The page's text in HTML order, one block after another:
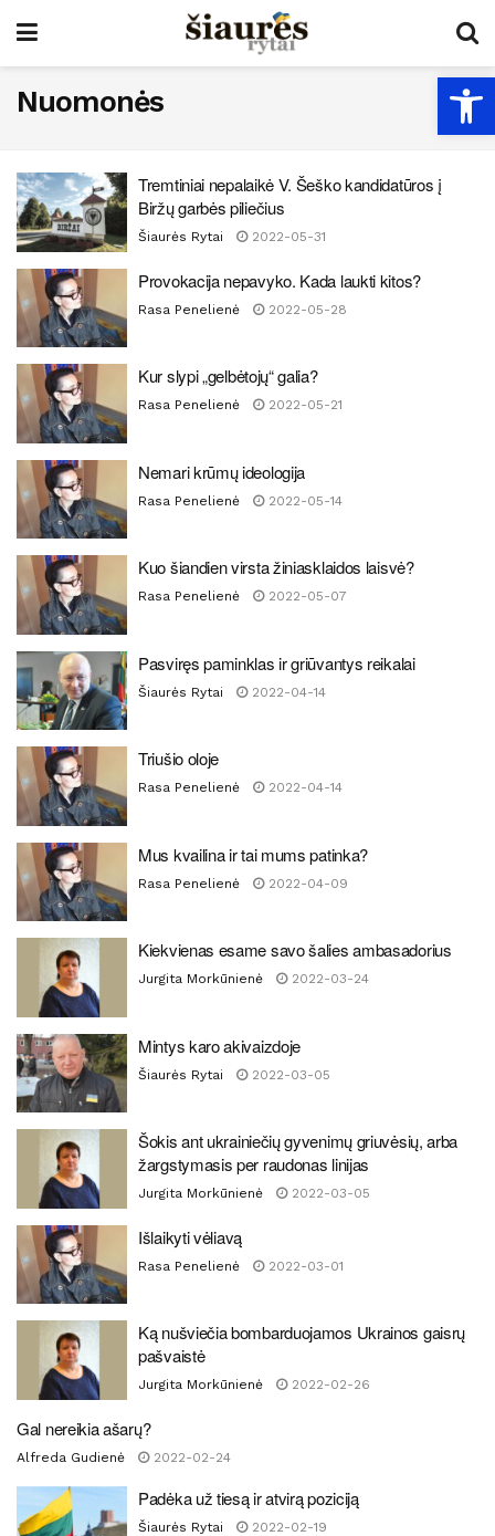
Nuomonės
Tremtiniai nepalaikė V. Šeško kandidatūros į
Biržų garbės piliečius
Šiaurės Rytai 2022-05-31
Provokacija nepavyko. Kada laukti kitos?
Rasa Penelienė 2022-05-28
Kur slypi „gelbėtojų“ galia?
Rasa Penelienė 2022-05-21
Nemari krūmų ideologija
Rasa Penelienė 2022-05-14
Kuo šiandien virsta žiniasklaidos laisvė?
Rasa Penelienė 2022-05-07
Pasviręs paminklas ir griūvantys reikalai
Šiaurės Rytai 2022-04-14
Triušio oloje
Rasa Penelienė 2022-04-14
Mus kvailina ir tai mums patinka?
Rasa Penelienė 2022-04-09
Kiekvienas esame savo šalies ambasadorius
Jurgita Morkūnienė 2022-03-24
Mintys karo akivaizdoje
Šiaurės Rytai 2022-03-05
Šokis ant ukrainiečių gyvenimų griuvėsių, arba
žargstymasis per raudonas linijas
Jurgita Morkūnienė 2022-03-05
Išlaikyti vėliavą
Rasa Penelienė 2022-03-01
Ką nušviečia bombarduojamos Ukrainos gaisrų
pašvaistė
Jurgita Morkūnienė 2022-02-26
Gal nereikia ašarų?
Alfreda Gudienė 2022-02-24
Padėka už tiesą ir atvirą poziciją
Šiaurės Rytai 2022-02-19